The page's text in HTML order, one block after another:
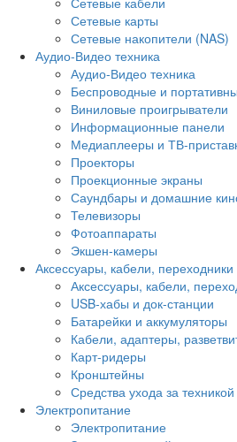
Сетевые карты
Сетевые накопители (NAS)
Аудио-Видео техника
Аудио-Видео техника
Беспроводные и
Виниловые проигрыватели
Информационные панели
Медиаплееры и ТВ-
Проекторы
Проекционные экраны
Саундбары и домашние
Телевизоры
Фотоаппараты
Экшен-камеры
Аксессуары, кабели, переходники
Аксессуары, кабели,
USB-хабы и док-станции
Батарейки и аккумуляторы
Кабели, адаптеры,
Карт-ридеры
Кронштейны
Средства ухода за техникой
Электропитание
Электропитание